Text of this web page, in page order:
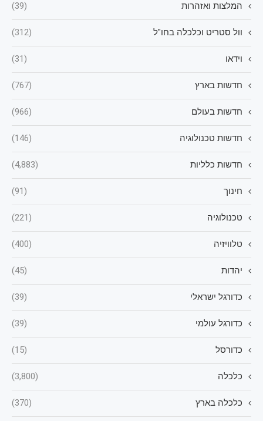
המלצות ואזהרות (39)
וול סטריט וכלכלה בחו"ל (312)
וידאו (31)
חדשות בארץ (767)
חדשות בעולם (966)
חדשות טכנולוגיה (146)
חדשות כלליות (4,883)
חינוך (91)
טכנולוגיה (221)
טלוויזיה (400)
יהדות (45)
כדורגל ישראלי (39)
כדורגל עולמי (39)
כדורסל (15)
כלכלה (3,800)
כלכלה בארץ (370)